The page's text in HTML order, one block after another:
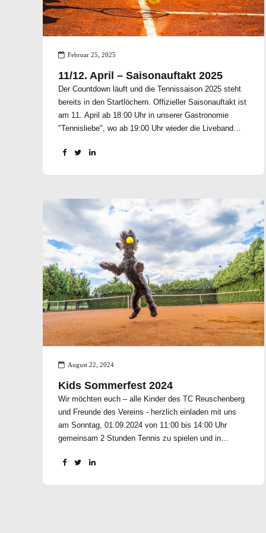
Februar 25, 2025
11/12. April – Saisonauftakt 2025
Der Countdown läuft und die Tennissaison 2025 steht
bereits in den Startlöchern. Offizieller Saisonauftakt ist
am 11. April ab 18:00 Uhr in unserer Gastronomie
"Tennisliebe", wo ab 19:00 Uhr wieder die Liveband
werden dann, sofern es die Witterung zuläßt, die Plätze
Saison 2025.
August 22, 2024
Kids Sommerfest 2024
Wir möchten euch – alle Kinder des TC Reuschenberg
und Freunde des Vereins - herzlich einladen mit uns
am Sonntag, 01.09.2024 von 11:00 bis 14:00 Uhr
gemeinsam 2 Stunden Tennis zu spielen und in
gebt uns kurz per WhatsApp oder E-Mail Bescheid, ob